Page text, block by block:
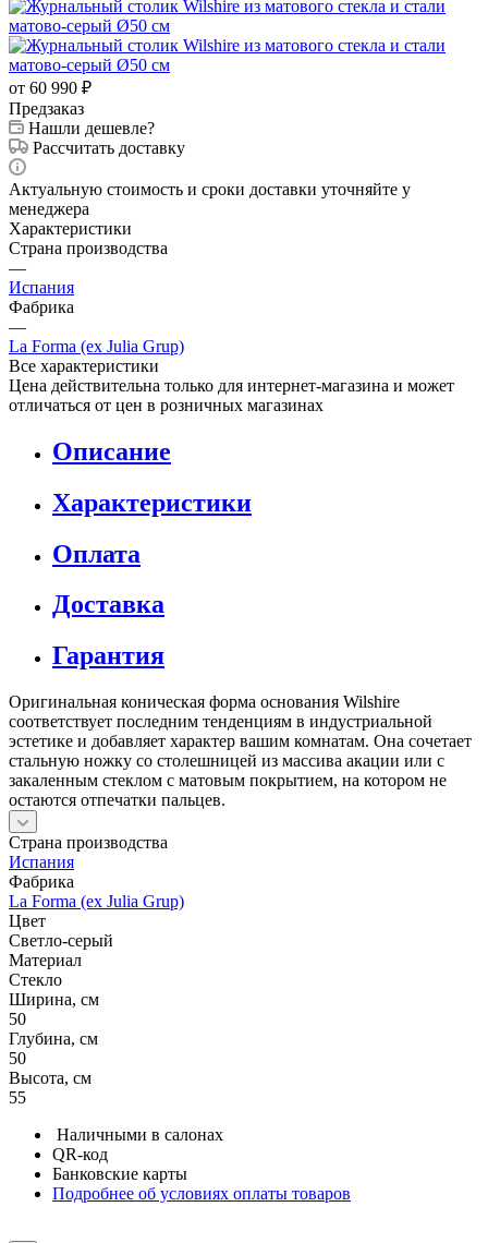
от 60 990₽
Предзаказ
Рассчитать доставку
Актуальную стоимость и сроки доставки уточняйте у
менеджера
Характеристики
Страна производства
—
Испания
Фабрика
—
La Forma (ex Julia Grup)
Все характеристики
отличаться от цен в розничных магазинах
Описание
Характеристики
Оплата
Доставка
Гарантия
Оригинальная коническая форма основания Wilshire
соответствует последним тенденциям в индустриальной
эстетике и добавляет характер вашим комнатам. Она сочетает
стальную ножку со столешницей из массива акации или с
закаленным стеклом с матовым покрытием, на котором не
остаются отпечатки пальцев.
Страна производства
Испания
Фабрика
La Forma (ex Julia Grup)
Цвет
Светло-серый
Материал
Стекло
Ширина, см
50
Глубина, см
50
Наличными в салонах
QR-код